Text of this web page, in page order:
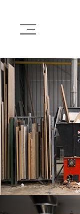
NAAR
INHOUD
GAAN
Main
Image